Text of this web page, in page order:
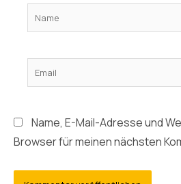
Name
Email
Name, E-Mail-Adresse und
Browser für meinen nächsten